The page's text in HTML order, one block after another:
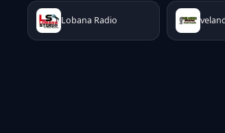
Lobana Radio